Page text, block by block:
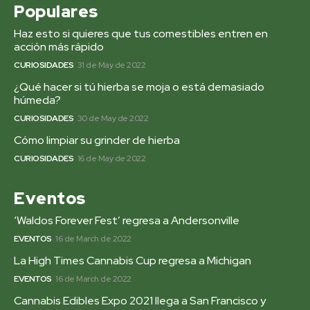
Populares
Haz esto si quieres que tus comestibles entren en
acción más rápido
CURIOSIDADES 31 de May de 2022
¿Qué hacer si tú hierba se moja o está demasiado
húmeda?
CURIOSIDADES 30 de May de 2022
Cómo limpiar su grinder de hierba
CURIOSIDADES 16 de May de 2022
Eventos
‘Waldos Forever Fest’ regresa a Andersonville
EVENTOS 16 de March de 2022
La High Times Cannabis Cup regresa a Michigan
EVENTOS 16 de March de 2022
Cannabis Edibles Expo 2021 llega a San Francisco y